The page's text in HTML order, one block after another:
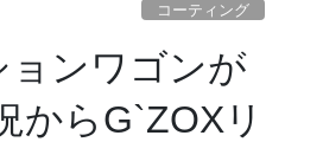
コーティング
ョンワゴンが
からG`ZOXリ